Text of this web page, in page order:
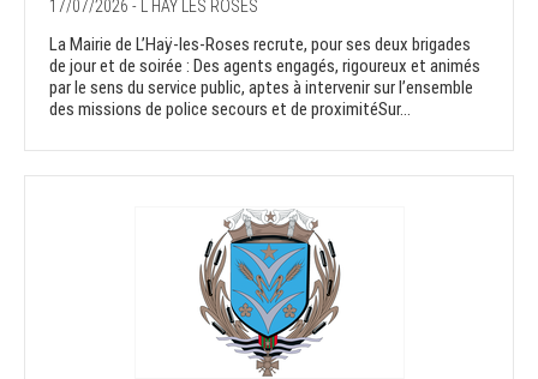
17/07/2026 - L HAY LES ROSES
La Mairie de L’Haÿ-les-Roses recrute, pour ses deux brigades
de jour et de soirée : Des agents engagés, rigoureux et animés
par le sens du service public, aptes à intervenir sur l’ensemble
des missions de police secours et de proximitéSur...